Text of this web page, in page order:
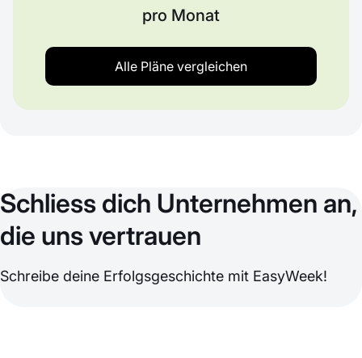
pro Monat
Alle Pläne vergleichen
Schliess dich Unternehmen an,
die uns vertrauen
Schreibe deine Erfolgsgeschichte mit EasyWeek!